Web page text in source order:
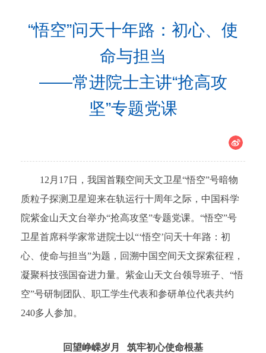
“悟空”问天十年路：初心、使
命与担当
——常进院士主讲“抢高攻
坚”专题党课
12月17日，我国首颗空间天文卫星“悟空”号暗物
质粒子探测卫星迎来在轨运行十周年之际，中国科学
院紫金山天文台举办“抢高攻坚”专题党课。“悟空”号
卫星首席科学家常进院士以“‘悟空’问天十年路：初
心、使命与担当”为题，回溯中国空间天文探索征程，
凝聚科技强国奋进力量。紫金山天文台领导班子、“悟
空”号研制团队、职工学生代表和参研单位代表共约
240多人参加。
回望峥嵘岁月 筑牢初心使命根基